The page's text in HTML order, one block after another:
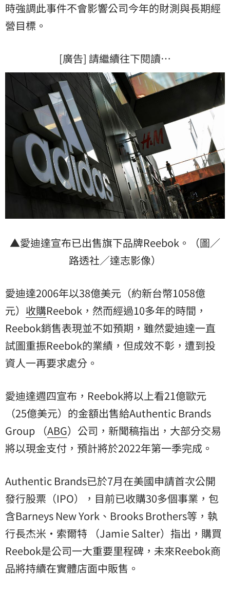
時強調此事件不會影響公司今年的財測與長期經
營目標。
[廣告] 請繼續往下閱讀…
▲愛迪達宣布已出售旗下品牌Reebok。（圖／
路透社／達志影像）
愛迪達2006年以38億美元（約新台幣1058億
元） 收購Reebok，然而經過10多年的時間，
Reebok銷售表現並不如預期，雖然愛迪達一直
試圖重振Reebok的業績，但成效不彰，遭到投
資人一再要求處分。
愛迪達週四宣布，Reebok將以上看21億歐元
（25億美元）的金額出售給Authentic Brands
Group （ABG）公司，新聞稿指出，大部分交易
將以現金支付，預計將於2022年第一季完成。
Authentic Brands已於7月在美國申請首次公開
發行股票（IPO），目前已收購30多個事業，包
含Barneys New York、Brooks Brothers等，執
行長杰米·索爾特 （Jamie Salter）指出，購買
Reebok是公司一大重要里程碑，未來Reebok商
品將持續在實體店面中販售。